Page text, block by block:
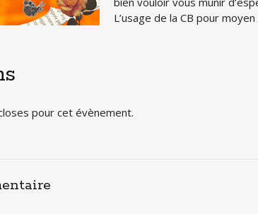
L’usage de la CB pour
pour cet évènement.